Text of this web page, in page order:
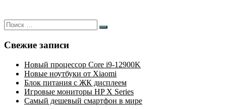
Искать:
Поиск
Свежие записи
Новый процессор Core i9-12900K
Новые ноутбуки от Xiaomi
Блок питания с ЖК дисплеем
Игровые мониторы HP X Series
Самый дешевый смартфон в мире